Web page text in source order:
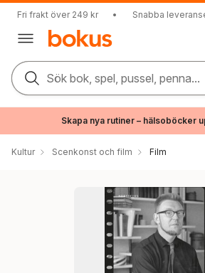
Fri frakt över 249 kr • Snabba
Sök bok, spel, pussel, penna...
Skapa nya rutiner – hälsoböcker
Kultur Scenkonst och film Film